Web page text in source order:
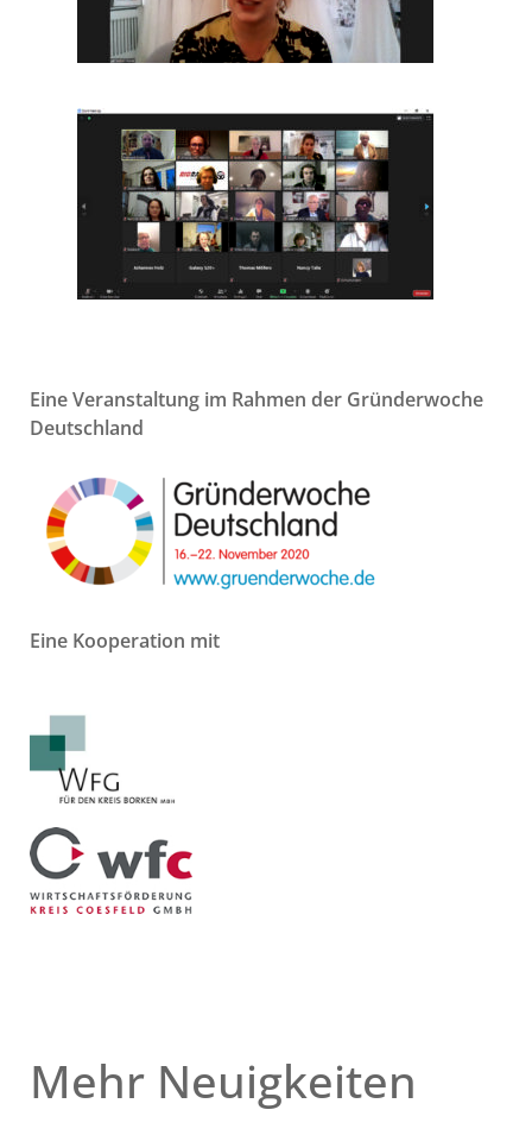
Eine Veranstaltung im Rahmen der Gründerwoche
Deutschland
Eine Kooperation mit
Mehr Neuigkeiten